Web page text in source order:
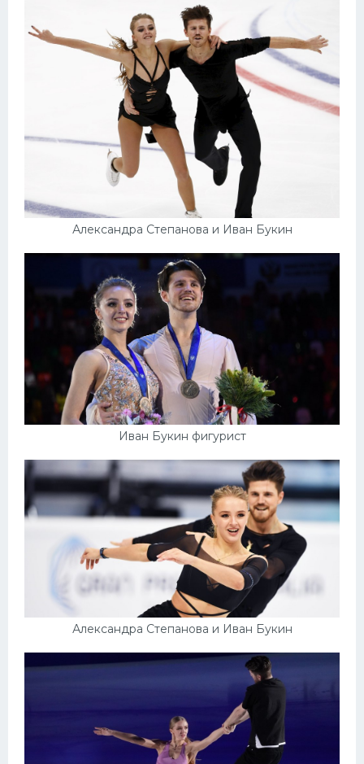
Александра Степанова и Иван Букин
Иван Букин фигурист
Александра Степанова и Иван Букин